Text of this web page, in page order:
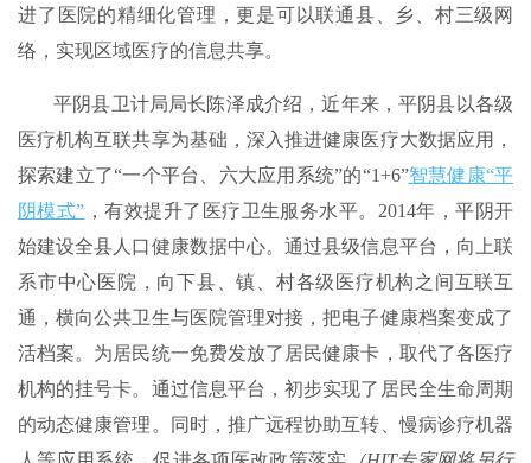
进了医院的精细化管理，更是可以联通县、乡、村三级网
络，实现区域医疗的信息共享。
平阴县卫计局局长陈泽成介绍，近年来，平阴县以各级
医疗机构互联共享为基础，深入推进健康医疗大数据应用，
探索建立了“一个平台、六大应用系统”的“1+6”智慧健康“平
阴模式” ，有效提升了医疗卫生服务水平。2014年，平阴开
始建设全县人口健康数据中心。通过县级信息平台，向上联
系市中心医院，向下县、镇、村各级医疗机构之间互联互
通，横向公共卫生与医院管理对接，把电子健康档案变成了
活档案。为居民统一免费发放了居民健康卡，取代了各医疗
机构的挂号卡。通过信息平台，初步实现了居民全生命周期
的动态健康管理。同时，推广远程协助互转、慢病诊疗机器